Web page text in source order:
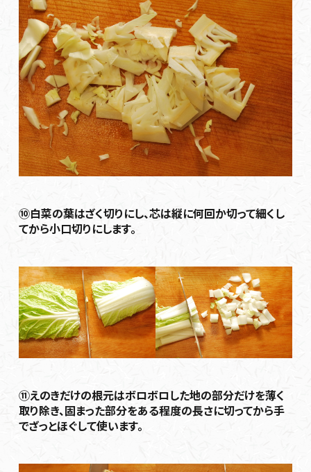
⑩白菜の葉はざく切りにし、芯は縦に何回か切って細くし
てから小口切りにします。
⑪えのきだけの根元はボロボロした地の部分だけを薄く
取り除き、固まった部分をある程度の長さに切ってから手
でざっとほぐして使います。